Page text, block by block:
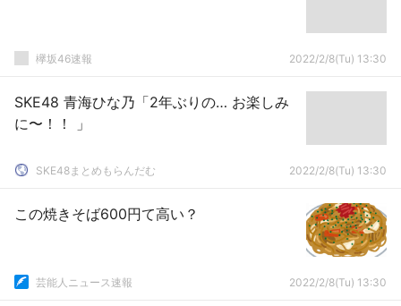
欅坂46速報 2022/2/8(Tu) 13:30
SKE48 青海ひな乃「2年ぶりの… お楽しみ
に〜！！ 」
SKE48まとめもらんだむ 2022/2/8(Tu) 13:30
この焼きそば600円て高い？
芸能人ニュース速報 2022/2/8(Tu) 13:30